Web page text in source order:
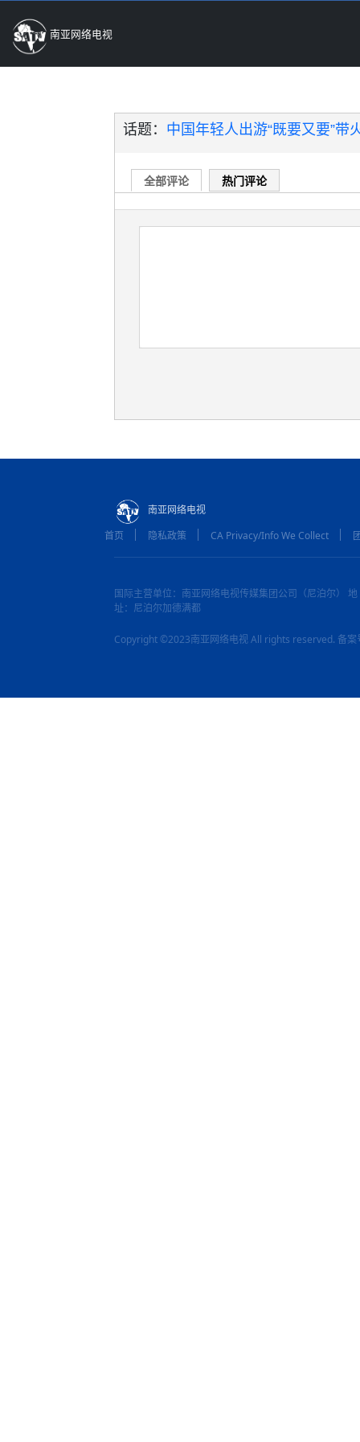
南亚网络电视
话题： 中国年轻人出游“既要又要”带
全部评论 热门评论
南亚网络电视
首页
隐私政策 CA Privacy/Info We Collect
国际主营单位：南亚网络电视传媒集团公司（尼泊尔） 地
址：尼泊尔加德满都
Copyright ©2023南亚网络电视 All rights reserved. 备